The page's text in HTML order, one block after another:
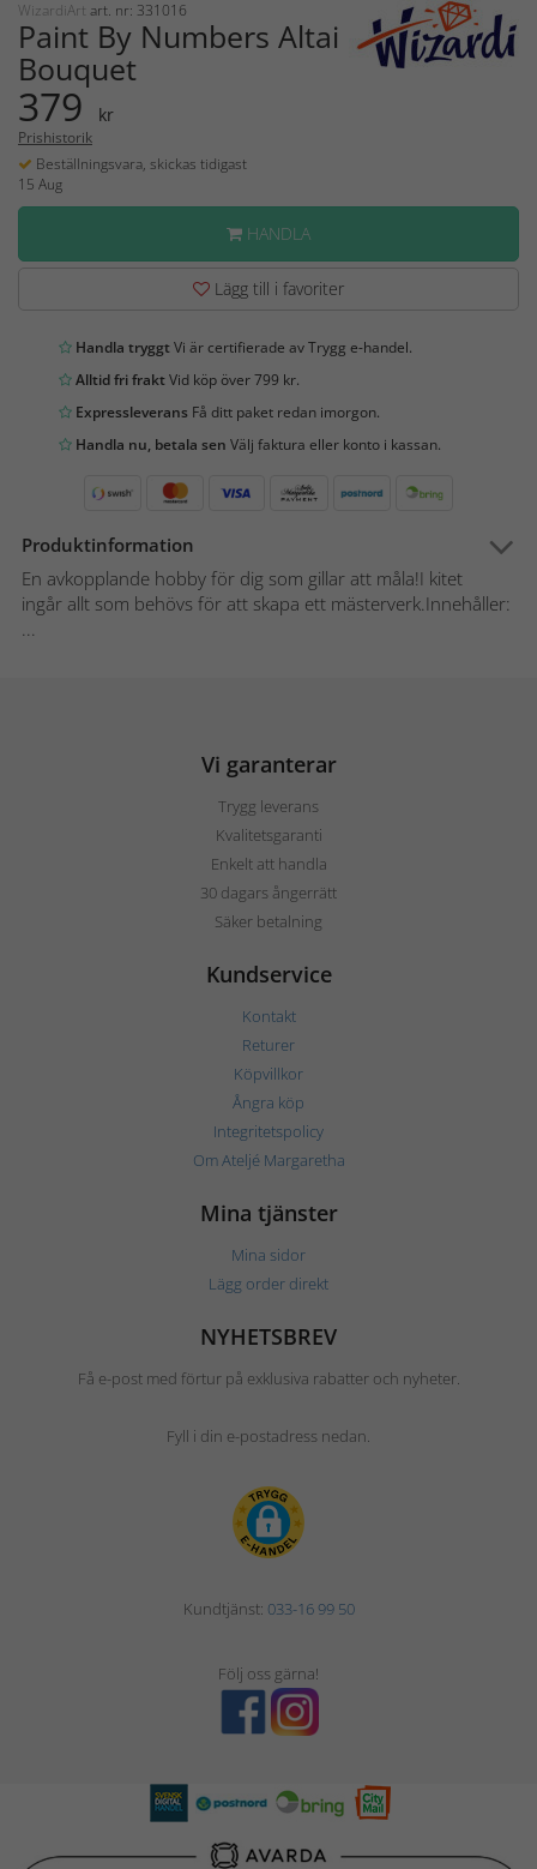
WizardiArt art. nr: 331016
Paint By Numbers Altai
Bouquet
379 kr
Prishistorik
Beställningsvara, skickas tidigast
15 Aug
HANDLA
Lägg till i favoriter
Handla tryggtVi är certifierade av Trygg e-handel.
Alltid fri fraktVid köp över 799 kr.
Expressleverans Få ditt paket redan imorgon.
Handla nu, betala sen Välj faktura eller konto i kassan.
Produktinformation
En avkopplande hobby för dig som gillar att måla!I kitet
ingår allt som behövs för att skapa ett mästerverk.Innehåller:
...
Vi garanterar
Trygg leverans
Kvalitetsgaranti
Enkelt att handla
30 dagars ångerrätt
Säker betalning
Kundservice
Kontakt
Returer
Köpvillkor
Ångra köp
Integritetspolicy
Om Ateljé Margaretha
Mina tjänster
Mina sidor
Lägg order direkt
NYHETSBREV
Få e-post med förtur på exklusiva rabatter och nyheter.
Fyll i din e-postadress nedan.
Kundtjänst: 033-16 99 50
Följ oss gärna!